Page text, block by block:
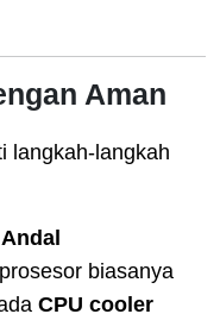
Aman
langkah-langkah
biasanya
CPU cooler